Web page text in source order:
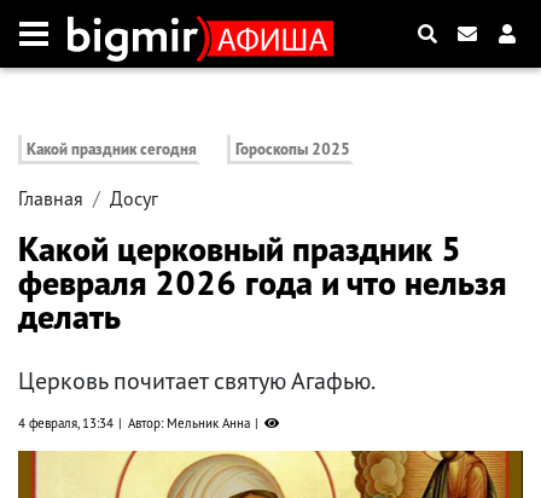
Какой праздник сегодня Гороскопы 2025
Главная Досуг
Какой церковный праздник 5
февраля 2026 года и что нельзя
делать
Церковь почитает святую Агафью.
4 февраля, 13:34 Автор: Мельник Анна